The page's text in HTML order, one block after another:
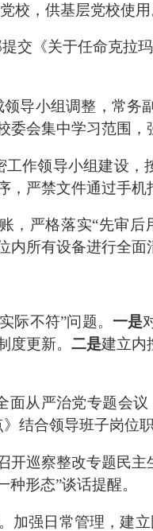
校， 供基层党校使用
交《关于任命克拉
领导小组调整，常务
会集中学习范围，
工作领导小组建设，
严禁文件通过手机
，严格落实“先审后
所有设备进行全面
际不符”问题。 一是
更新。 二是建立内
面从严治党专题会
结合领导班子岗位
开巡察整改专题民主
种形态”谈话提醒。
加强日常管理，建立